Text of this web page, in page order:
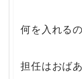
何を入れる
担任はおば